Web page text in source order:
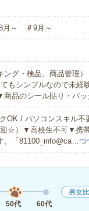
月～ ＃9月～
グ・検品、商品管理）
もシンプルなので未
商品のシール貼り・パ
OK / パソコンスキル不
☆）▼高校生不可▼携
。「81100_info@ca…つ
50代 60代
男女